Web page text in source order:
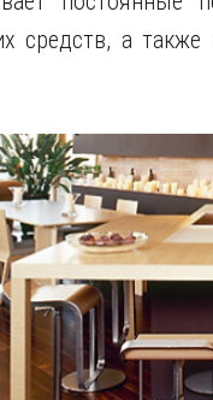
средств, а